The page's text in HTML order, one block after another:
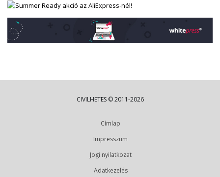
CIVILHETES © 2011-2026
Címlap
Impresszum
Jogi nyilatkozat
Adatkezelés